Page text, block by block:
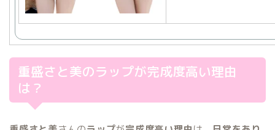
重盛さと美のラップが完成度高い理由
は？